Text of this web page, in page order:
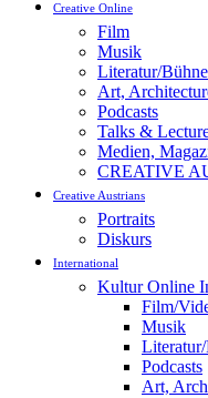
Creative Online
Film
Musik
Literatur/Bühne
Art,
Podcasts
Talks &
Medien,
CREATIVE
Creative Austrians
Portraits
Diskurs
International
Kultur Online
Film/
Musik
Podcasts
Art,